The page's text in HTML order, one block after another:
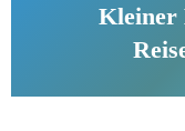
Kleiner